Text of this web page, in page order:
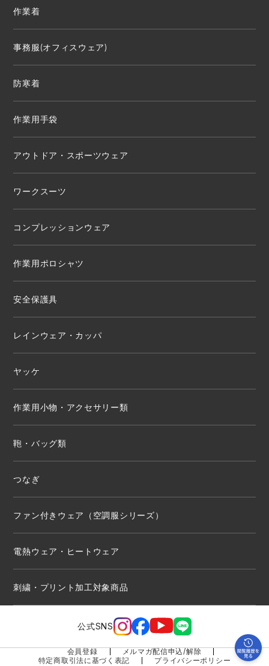
作業着
事務服(オフィスウェア)
防寒着
作業用手袋
アウトドア・スポーツウェア
ワークスーツ
コンプレッションウェア
作業用ポロシャツ
安全保護具
レインウェア・カッパ
ヤッケ
作業用小物・アクセサリー類
鞄・バッグ類
つなぎ
ファン付きウェア（空調服シリーズ）
電熱ウェア・ヒートウェア
刺繍・プリント加工対象商品
公式SNS
会員登録
メルマガ配信申込/解除
特定商取引法に基づく表記
プライバシーポリシー